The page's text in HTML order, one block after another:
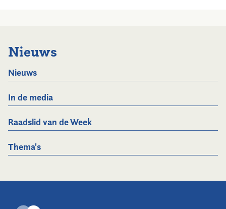
Nieuws
Nieuws
In de media
Raadslid van de Week
Thema's